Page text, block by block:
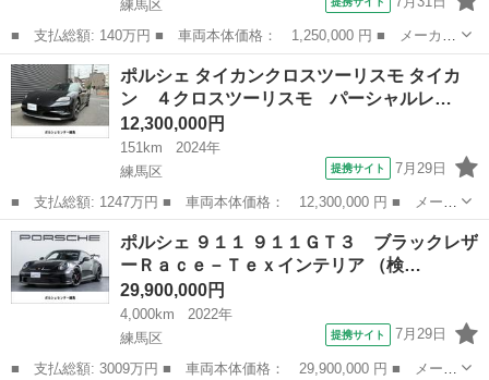
練馬区
■ 支払総額: 140万円 ■ 車両本体価格： 1,250,000 円 ■ メーカー
名： ポルシェ ■ 車種名： カイエン ■ グレード名： ベースグ
レード 元ポルシェ認定中古車 本革シート ナビＴＶＥＴＣバッ
カカメラ ...
東京 練馬区
ポルシェ タイカンクロスツーリスモ タイカ
ン ４クロスツーリスモ パーシャルレ…
12,300,000円
151km
2024年
練馬区
提携サイト 7月29日
■ 支払総額: 1247万円 ■ 車両本体価格： 12,300,000 円 ■ メーカ
ー名： ポルシェ ■ 車種名： タイカンクロスツーリスモ ■ グレ
ード名： タイカン ４クロスツーリスモ パーシャルレザー イン
テリア ...
東京 練馬区
ポルシェ ９１１ ９１１ＧＴ３ ブラックレザ
ーＲａｃｅ－Ｔｅｘインテリア （検…
29,900,000円
4,000km
2022年
練馬区
提携サイト 7月29日
■ 支払総額: 3009万円 ■ 車両本体価格： 29,900,000 円 ■ メーカ